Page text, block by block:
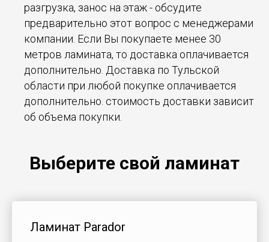
разгрузка, занос на этаж - обсудите
предварительно этот вопрос с менеджерами
компании. Если Вы покупаете менее 30
метров ламината, то доставка оплачивается
дополнительно. Доставка по Тульской
области при любой покупке оплачивается
дополнительно. стоимость доставки зависит
об объема покупки.
Выберите свой ламинат
Ламинат Parador